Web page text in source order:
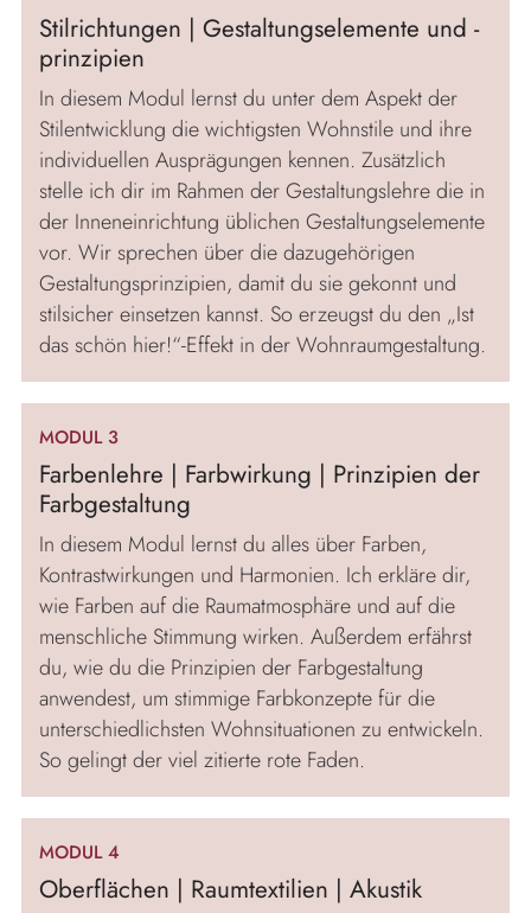
Stilrichtungen | Gestaltungselemente und -
prinzipien
In diesem Modul lernst du unter dem Aspekt der
Stilentwicklung die wichtigsten Wohnstile und ihre
individuellen Ausprägungen kennen. Zusätzlich
stelle ich dir im Rahmen der Gestaltungslehre die in
der Inneneinrichtung üblichen Gestaltungselemente
vor. Wir sprechen über die dazugehörigen
Gestaltungsprinzipien, damit du sie gekonnt und
stilsicher einsetzen kannst. So erzeugst du den „Ist
das schön hier!“-Effekt in der Wohnraumgestaltung.
MODUL 3
Farbenlehre | Farbwirkung | Prinzipien der
Farbgestaltung
In diesem Modul lernst du alles über Farben,
Kontrastwirkungen und Harmonien. Ich erkläre dir,
wie Farben auf die Raumatmosphäre und auf die
menschliche Stimmung wirken. Außerdem erfährst
du, wie du die Prinzipien der Farbgestaltung
anwendest, um stimmige Farbkonzepte für die
unterschiedlichsten Wohnsituationen zu entwickeln.
So gelingt der viel zitierte rote Faden.
MODUL 4
Oberflächen | Raumtextilien | Akustik